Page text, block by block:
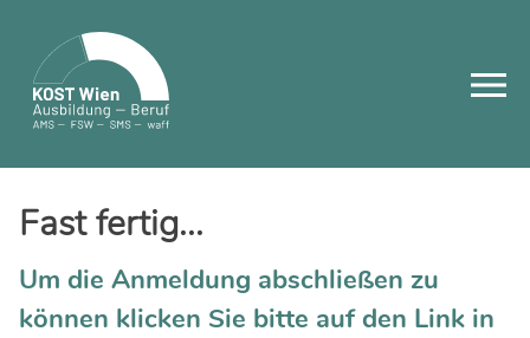
content
Fast fertig...
Um die Anmeldung abschließen zu
können klicken Sie bitte auf den Link in